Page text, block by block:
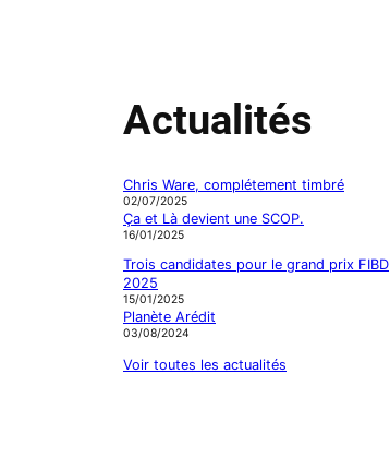
Actualités
Chris Ware, complétement timbré
02/07/2025
Ça et Là devient une SCOP.
16/01/2025
Trois candidates pour le grand prix FIBD
2025
15/01/2025
Planète Arédit
03/08/2024
Voir toutes les actualités